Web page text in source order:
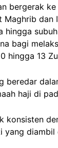
bergerak
Maghrib dan
hingga
bagi
hingga 13
beredar
haji di
konsisten
yang diambil